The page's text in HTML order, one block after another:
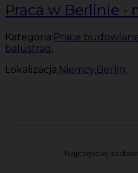
Praca w Berlinie -
Kategoria:Prace
balustrad ,
Lokalizacja:Niemcy,Berlin,
Najczęściej